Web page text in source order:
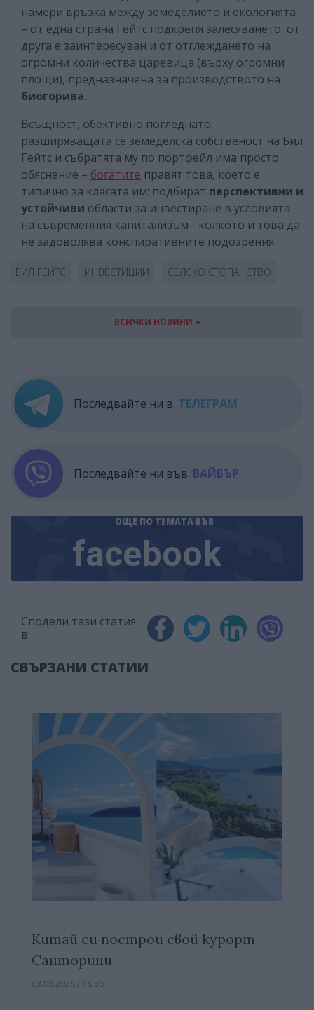
намери връзка между земеделието и екологията
– от една страна Гейтс подкрепя залесяването, от
друга е заинтересуван и от отглеждането на
огромни количества царевица (върху огромни
площи), предназначена за производството на
биогорива.
Всъщност, обективно погледнато,
разширяващата се земеделска собственост на Бил
Гейтс и събратята му по портфейл има просто
обяснение – богатите правят това, което е
типично за класата им: подбират перспективни и
устойчиви области за инвестиране в условията
на съвременния капитализъм - колкото и това да
не задоволява конспиративните подозрения.
БИЛ ГЕЙТС ИНВЕСТИЦИИ СЕЛСКО СТОПАНСТВО
ВСИЧКИ НОВИНИ »
Последвайте ни в ТЕЛЕГРАМ
Последвайте ни във ВАЙБЪР
ОЩЕ ПО ТЕМАТА ВЪВ
facebook
Сподели тази статия
в:
СВЪРЗАНИ СТАТИИ
Китай си построи свой курорт
Санторини
03.08.2026 / 18:36